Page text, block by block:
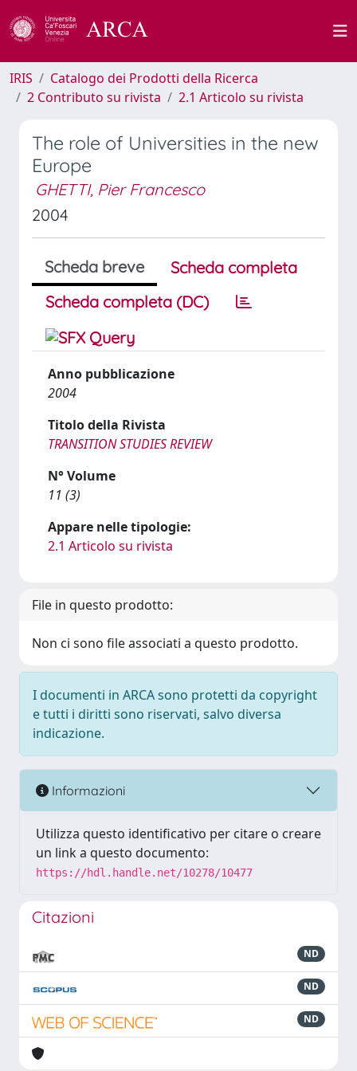
IRIS
Catalogo dei Prodotti della Ricerca
2 Contributo su rivista
2.1 Articolo su rivista
The role of Universities in the new
Europe
GHETTI, Pier Francesco
2004
Scheda breve
Scheda completa
Scheda completa (DC)
Anno pubblicazione
2004
Titolo della Rivista
TRANSITION STUDIES REVIEW
N° Volume
11 (3)
Appare nelle tipologie:
2.1 Articolo su rivista
File in questo prodotto:
Non ci sono file associati a questo prodotto.
I documenti in ARCA sono protetti da copyright
e tutti i diritti sono riservati, salvo diversa
indicazione.
Informazioni
Utilizza questo identificativo per citare o creare
un link a questo documento:
https://hdl.handle.net/10278/10477
Citazioni
ND
ND
ND